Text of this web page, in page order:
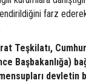
farz ederek
Teşkilatı,
Başbakanlığa)
devletin